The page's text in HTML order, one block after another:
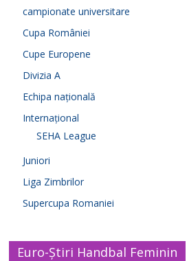
campionate universitare
Cupa României
Cupe Europene
Divizia A
Echipa națională
Internațional
SEHA League
Juniori
Liga Zimbrilor
Supercupa Romaniei
Euro-Știri Handbal Feminin